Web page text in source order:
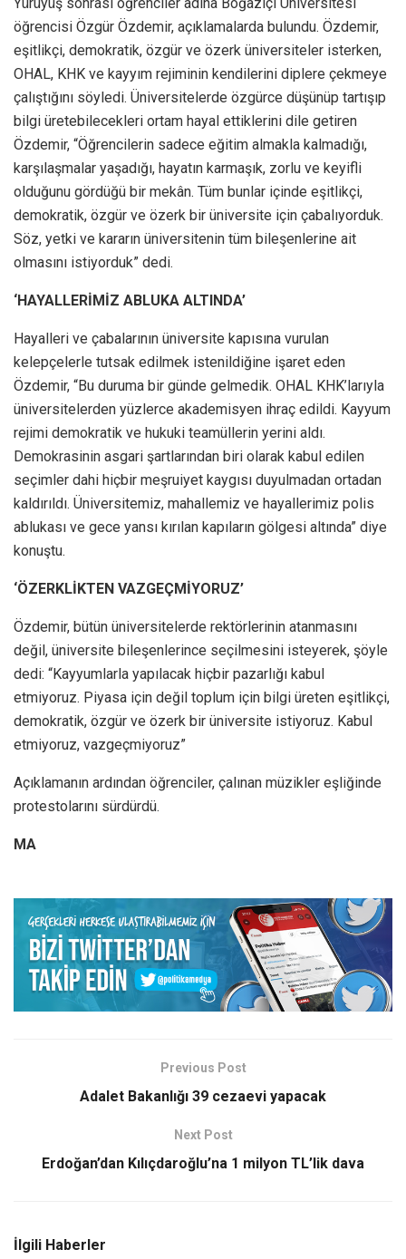
öğrencisi Özgür Özdemir, açıklamalarda bulundu. Özdemir,
eşitlikçi, demokratik, özgür ve özerk üniversiteler isterken,
OHAL, KHK ve kayyım rejiminin kendilerini diplere çekmeye
çalıştığını söyledi. Üniversitelerde özgürce düşünüp tartışıp
bilgi üretebilecekleri ortam hayal ettiklerini dile getiren
Özdemir, “Öğrencilerin sadece eğitim almakla kalmadığı,
karşılaşmalar yaşadığı, hayatın karmaşık, zorlu ve keyifli
olduğunu gördüğü bir mekân. Tüm bunlar içinde eşitlikçi,
demokratik, özgür ve özerk bir üniversite için çabalıyorduk.
Söz, yetki ve kararın üniversitenin tüm bileşenlerine ait
olmasını istiyorduk” dedi.
‘HAYALLERİMİZ ABLUKA ALTINDA’
Hayalleri ve çabalarının üniversite kapısına vurulan
kelepçelerle tutsak edilmek istenildiğine işaret eden
Özdemir, “Bu duruma bir günde gelmedik. OHAL KHK’larıyla
üniversitelerden yüzlerce akademisyen ihraç edildi. Kayyum
rejimi demokratik ve hukuki teamüllerin yerini aldı.
Demokrasinin asgari şartlarından biri olarak kabul edilen
seçimler dahi hiçbir meşruiyet kaygısı duyulmadan ortadan
kaldırıldı. Üniversitemiz, mahallemiz ve hayallerimiz polis
ablukası ve gece yansı kırılan kapıların gölgesi altında” diye
konuştu.
‘ÖZERKLİKTEN VAZGEÇMİYORUZ’
Özdemir, bütün üniversitelerde rektörlerinin atanmasını
değil, üniversite bileşenlerince seçilmesini isteyerek, şöyle
dedi: “Kayyumlarla yapılacak hiçbir pazarlığı kabul
etmiyoruz. Piyasa için değil toplum için bilgi üreten eşitlikçi,
demokratik, özgür ve özerk bir üniversite istiyoruz. Kabul
etmiyoruz, vazgeçmiyoruz”
Açıklamanın ardından öğrenciler, çalınan müzikler eşliğinde
protestolarını sürdürdü.
MA
Previous Post
Adalet Bakanlığı 39 cezaevi yapacak
Next Post
Erdoğan’dan Kılıçdaroğlu’na 1 milyon TL’lik dava
İlgili Haberler